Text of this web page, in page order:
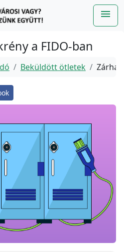
menu
a FIDO-ban
Beküldött ötletek